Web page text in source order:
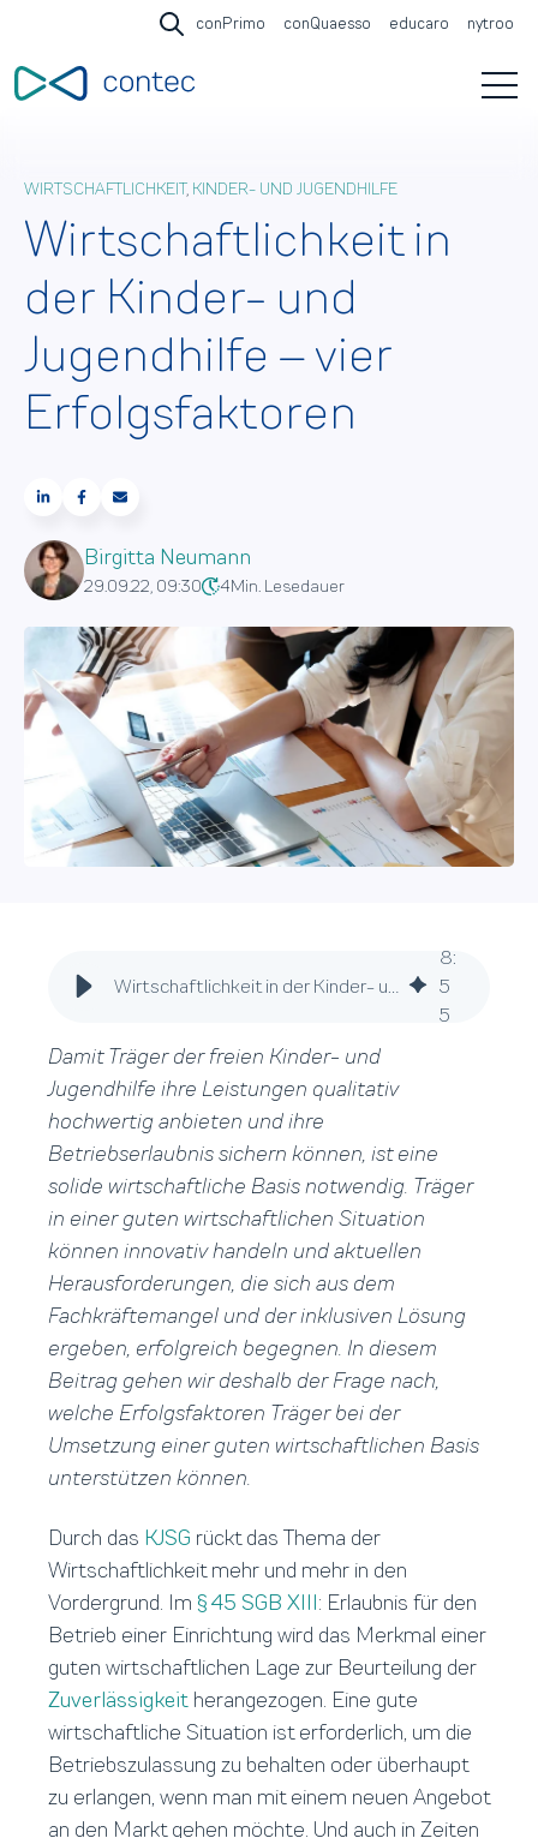
Open search
conPrimo conQuaesso educaro nytroo
WIRTSCHAFTLICHKEIT, KINDER- UND JUGENDHILFE
Wirtschaftlichkeit in
der Kinder- und
Jugendhilfe – vier
Erfolgsfaktoren
Birgitta Neumann
29.09.22, 09:30 4Min. Lesedauer
Wirtschaftlichkeit in der Kinder- und Jugendhilfe – 4 Erfolgsfaktoren
8:
5
5
Damit Träger der freien Kinder- und
Jugendhilfe ihre Leistungen qualitativ
hochwertig anbieten und ihre
Betriebserlaubnis sichern können, ist eine
solide wirtschaftliche Basis notwendig. Träger
in einer guten wirtschaftlichen Situation
können innovativ handeln und aktuellen
Herausforderungen, die sich aus dem
Fachkräftemangel und der inklusiven Lösung
ergeben, erfolgreich begegnen. In diesem
Beitrag gehen wir deshalb der Frage nach,
welche Erfolgsfaktoren Träger bei der
Umsetzung einer guten wirtschaftlichen Basis
unterstützen können.
Durch das KJSG rückt das Thema der
Wirtschaftlichkeit mehr und mehr in den
Vordergrund. Im § 45 SGB XIII: Erlaubnis für den
Betrieb einer Einrichtung wird das Merkmal einer
guten wirtschaftlichen Lage zur Beurteilung der
Zuverlässigkeit herangezogen. Eine gute
wirtschaftliche Situation ist erforderlich, um die
Betriebszulassung zu behalten oder überhaupt
zu erlangen, wenn man mit einem neuen Angebot
an den Markt gehen möchte. Und auch in Zeiten